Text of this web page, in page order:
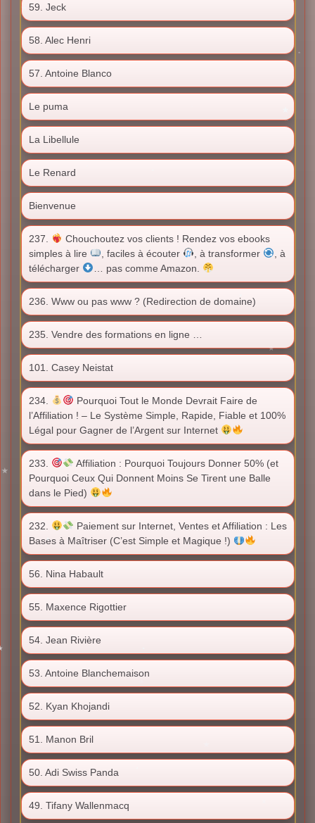
59. Jeck
58. Alec Henri
57. Antoine Blanco
Le puma
La Libellule
Le Renard
Bienvenue
237.
Chouchoutez vos clients ! Rendez vos ebooks
simples à lire
, faciles à écouter , à transformer
, à
télécharger
… pas comme Amazon.
236. Www ou pas www ? (Redirection de domaine)
235. Vendre des formations en ligne …
101. Casey Neistat
234.
Pourquoi Tout le Monde Devrait Faire de
l’Affiliation ! – Le Système Simple, Rapide, Fiable et 100%
Légal pour Gagner de l’Argent sur Internet
233.
Affiliation : Pourquoi Toujours Donner 50% (et
Pourquoi Ceux Qui Donnent Moins Se Tirent une Balle
dans le Pied)
232.
Paiement sur Internet, Ventes et Affiliation : Les
Bases à Maîtriser (C’est Simple et Magique !)
56. Nina Habault
55. Maxence Rigottier
54. Jean Rivière
53. Antoine Blanchemaison
52. Kyan Khojandi
51. Manon Bril
50. Adi Swiss Panda
49. Tifany Wallenmacq